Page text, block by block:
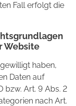
Fall erfolgt die
Website
haben,
Daten auf
bzw. Art. 9 Abs. 2
nach Art.